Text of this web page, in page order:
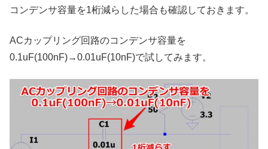
コンデンサ容量を1桁減らした場合も確認しておきます。
ACカップリング回路のコンデンサ容量を
0.1uF(100nF)→0.01uF(10nF)で試してみます。